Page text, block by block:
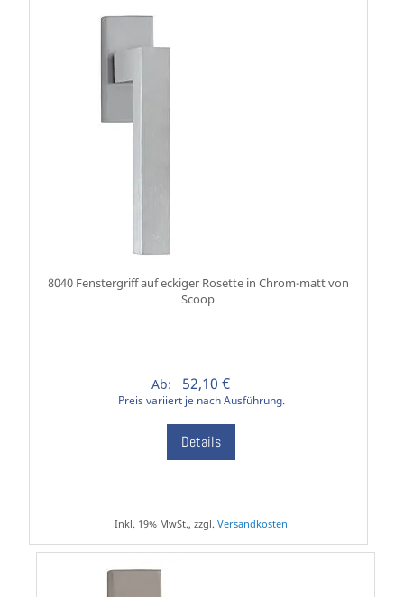
8040 Fenstergriff auf eckiger Rosette in Chrom-matt von
Scoop
Ab: 52,10 €
Preis variiert je nach Ausführung.
Details
Inkl. 19% MwSt., zzgl.Versandkosten